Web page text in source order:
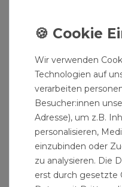
Farbe:
Ringsteifigkeit
hergestellt nach
EN 1401
Durchmesser:
Rohrlänge:
Lieferumfang: KG
Abwasserrohr
" >KG-Rohre
Wir verwenden
Technologien auf
verarbeiten
Besucher:innen
Adresse), um z.B.
personalisieren,
einzubinden oder
zu analysieren. Die
erst durch gesetzte